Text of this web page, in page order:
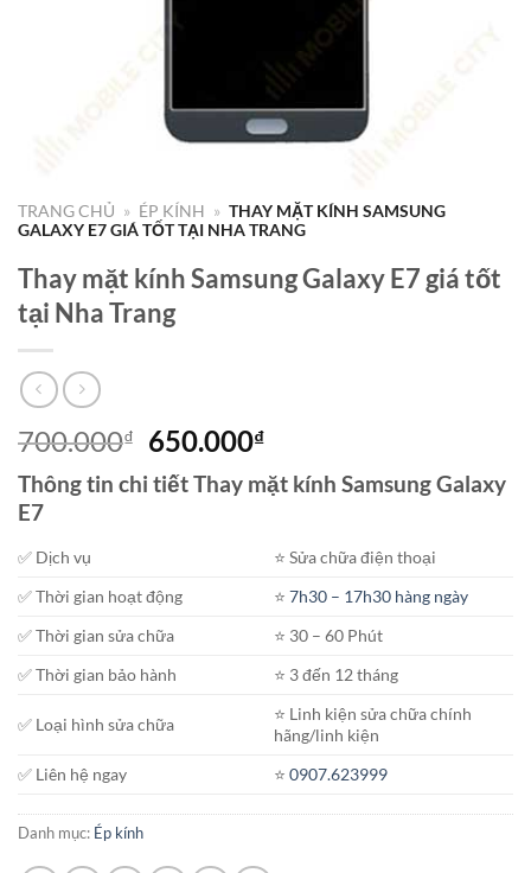
TRANG CHỦ » ÉP KÍNH » THAY MẶT KÍNH SAMSUNG
GALAXY E7 GIÁ TỐT TẠI NHA TRANG
Thay mặt kính Samsung Galaxy E7 giá tốt
tại Nha Trang
700.000₫
Giá
gốc
là:
650.000₫Giá
hiện
tại
650.000₫.
Thông tin chi tiết Thay mặt kính Samsung Galaxy
E7
✅ Dịch vụ
⭐️ Sửa chữa điện thoại
✅ Thời gian hoạt động
⭐️7h30 – 17h30 hàng ngày
✅ Thời gian sửa chữa
⭐️ 30 – 60 Phút
✅ Thời gian bảo hành
⭐️ 3 đến 12 tháng
✅ Loại hình sửa chữa
⭐️ Linh kiện sửa chữa chính
hãng/linh kiện
✅ Liên hệ ngay
⭐️0907.623999
Danh mục: Ép kính